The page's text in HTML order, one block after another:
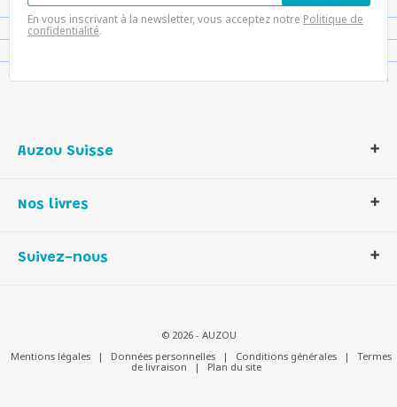
En vous inscrivant à la newsletter, vous acceptez notre Politique de
confidentialité.
Auzou Suisse
Notre histoire
Contactez-nous
Nos livres
Livres enfants
Suivez-nous
© 2026 - AUZOU
Mentions légales
| Données personnelles | Conditions générales |
Termes
de livraison
| Plan du site